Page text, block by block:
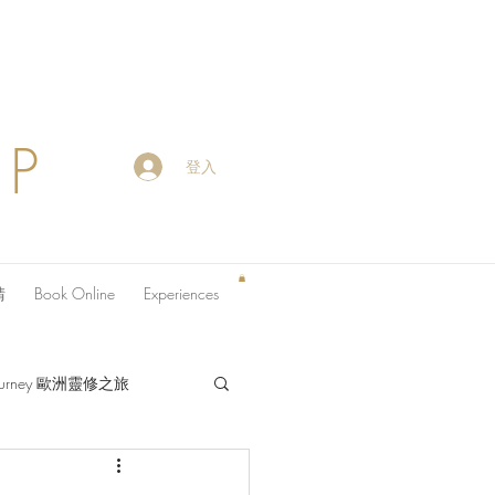
登入
Book Online Experiences
歐洲靈修之旅